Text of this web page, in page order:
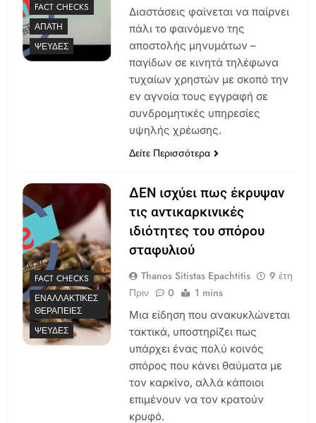
FACT CHECKS
ΑΠΆΤΗ
ΨΕΥΔΈΣ
Διαστάσεις φαίνεται να παίρνει
πάλι το φαινόμενο της
αποστολής μηνυμάτων –
παγίδων σε κινητά τηλέφωνα
τυχαίων χρηστών με σκοπό την
εν αγνοία τους εγγραφή σε
συνδρομητικές υπηρεσίες
υψηλής χρέωσης.
Δείτε Περισσότερα
FACT CHECKS
ΕΝΑΛΛΑΚΤΙΚΈΣ
ΘΕΡΑΠΕΊΕΣ
ΨΕΥΔΈΣ
ΔΕΝ ισχύει πως έκρυψαν
τις αντικαρκινικές
ιδιότητες του σπόρου
σταφυλιού
Thanos Sitistas Epachtitis
9 έτη
Πριν
0 1 mins
Μια είδηση που ανακυκλώνεται
τακτικά, υποστηρίζει πως
υπάρχει ένας πολύ κοινός
σπόρος που κάνει θαύματα με
τον καρκίνο, αλλά κάποιοι
επιμένουν να τον κρατούν
κρυφό.